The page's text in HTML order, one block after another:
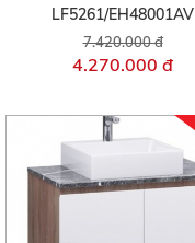
LF5261/EH48001AV
7.420.000 đ
4.270.000 đ